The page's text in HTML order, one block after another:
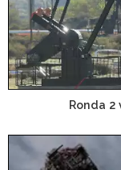
Ronda 2